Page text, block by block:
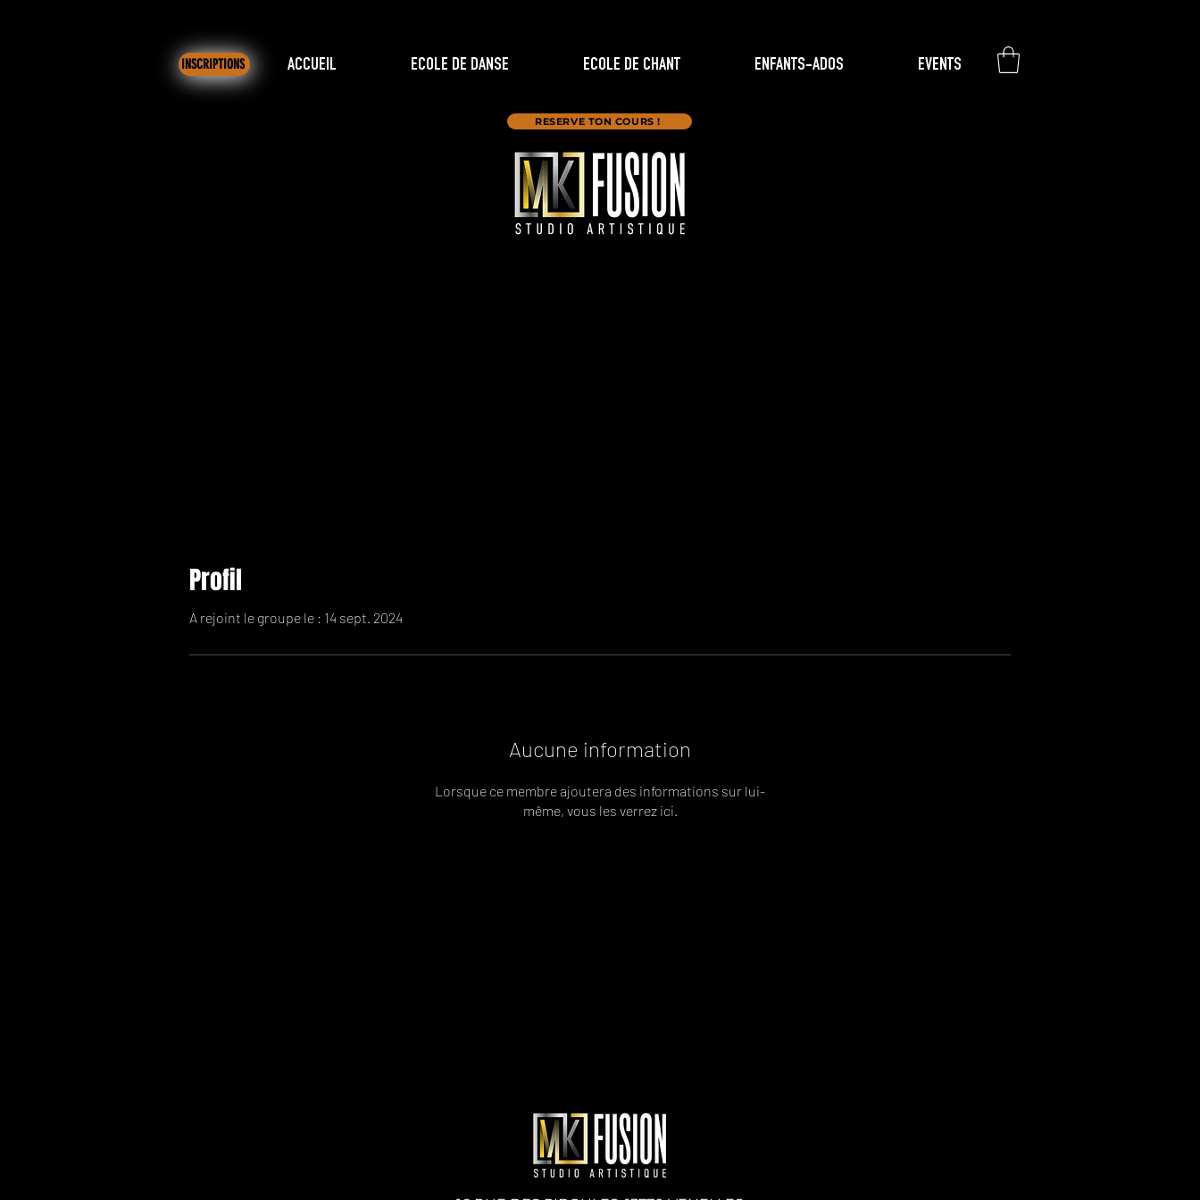
INSCRIPTIONS ACCUEIL ECOLE DE DANSE ECOLE DE CHANT ENFANTS-ADOS EVENTS
RESERVE TON COURS !
Profil
A rejoint le groupe le : 14 sept. 2024
Aucune information
Lorsque ce membre ajoutera des informations sur lui-
même, vous les verrez ici.